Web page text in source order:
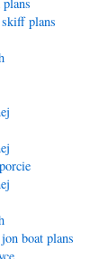
plans
boat plans